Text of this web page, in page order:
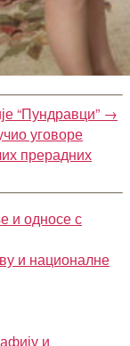
“Пундравци” →
уговоре
прерадних
и односе с
и националне
и